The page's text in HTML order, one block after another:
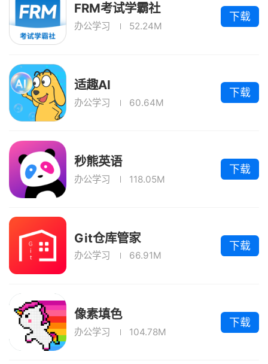
FRM考试学霸社
办公学习 52.24M
下载
适趣AI
办公学习 60.64M
下载
秒熊英语
办公学习 118.05M
下载
Git仓库管家
办公学习 66.91M
下载
像素填色
办公学习 104.78M
下载